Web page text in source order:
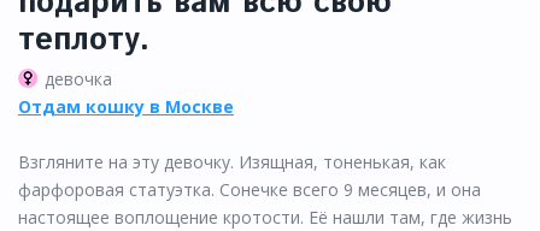
теплоту.
девочка
Отдам кошку в Москве
Взгляните на эту девочку. Изящная, тоненькая, как
фарфоровая статуэтка. Сонечке всего 9 месяцев, и она
настоящее воплощение кротости. Её нашли там, где жизнь